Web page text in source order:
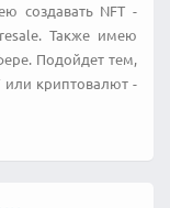
создавать NFT -
Также имею
Подойдет тем,
или криптовалют -